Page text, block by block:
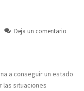
Deja un comentario
a conseguir un estado
las situaciones